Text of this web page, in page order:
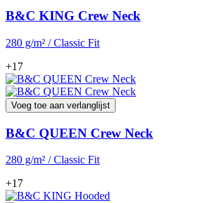
B&C KING Crew Neck
280 g/m² / Classic Fit
+17
Voeg toe aan verlanglijst
B&C QUEEN Crew Neck
280 g/m² / Classic Fit
+17